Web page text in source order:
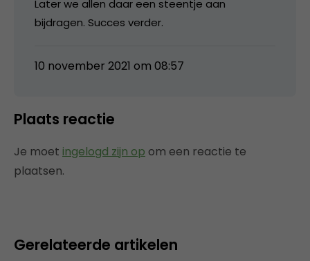
Later we allen daar een steentje aan
bijdragen. Succes verder.
10 november 2021 om 08:57
Plaats reactie
Je moet ingelogd zijn op om een reactie te
plaatsen.
Gerelateerde artikelen